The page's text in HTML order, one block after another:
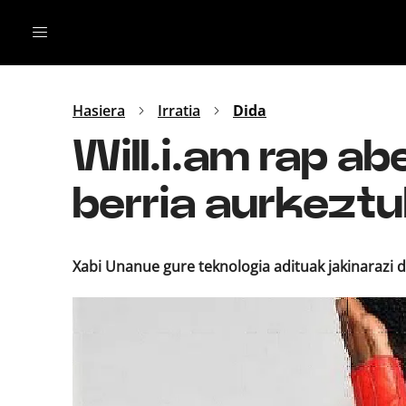
B Aldea
Hasiera Irratia Dida
Will.i.am rap
berria
Xabi Unanue gure teknologia adituak jakinarazi